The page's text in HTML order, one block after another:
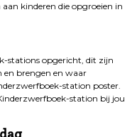
kinderen die opgroeien in
stations opgericht, dit zijn
en brengen en waar
station poster.
station bij jou